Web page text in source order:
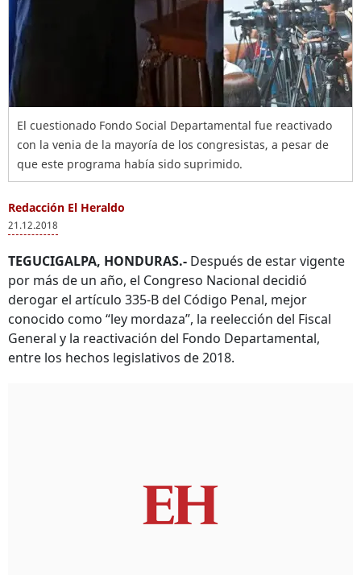
El cuestionado Fondo Social Departamental fue reactivado
con la venia de la mayoría de los congresistas, a pesar de
que este programa había sido suprimido.
Redacción El Heraldo
21.12.2018
TEGUCIGALPA, HONDURAS.- Después de estar vigente
por más de un año, el Congreso Nacional decidió
derogar el artículo 335-B del Código Penal, mejor
conocido como “ley mordaza”, la reelección del Fiscal
General y la reactivación del Fondo Departamental,
entre los hechos legislativos de 2018.